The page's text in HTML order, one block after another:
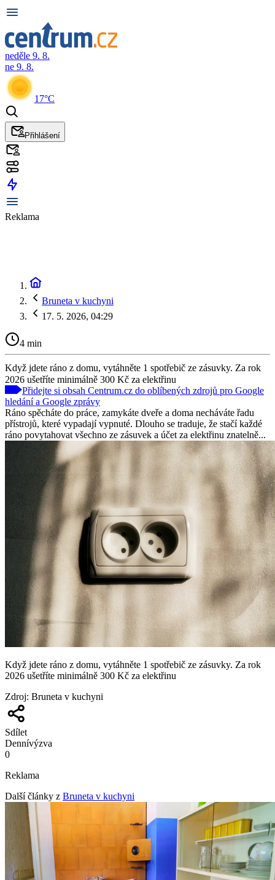
neděle 9. 8.
ne 9. 8.
17°C
Přihlášení
Reklama
Bruneta v kuchyni
17. 5. 2026, 04:29
4 min
Když jdete ráno z domu, vytáhněte 1 spotřebič ze zásuvky. Za rok
2026 ušetříte minimálně 300 Kč za elektřinu
Přidejte si obsah Centrum.cz do oblíbených zdrojů pro Google
hledání a Google zprávy
Ráno spěcháte do práce, zamykáte dveře a doma necháváte řadu
přístrojů, které vypadají vypnuté. Dlouho se traduje, že stačí každé
ráno povytahovat všechno ze zásuvek a účet za elektřinu znatelně...
Když jdete ráno z domu, vytáhněte 1 spotřebič ze zásuvky. Za rok
2026 ušetříte minimálně 300 Kč za elektřinu
Zdroj: Bruneta v kuchyni
Sdílet
Dennívýzva
0
Reklama
Další články z Bruneta v kuchyni